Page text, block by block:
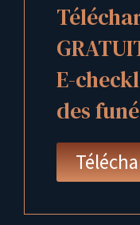
E-
des